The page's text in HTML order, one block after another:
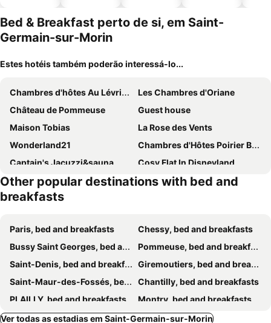
Bed & Breakfast perto de si, em Saint-
Germain-sur-Morin
Estes hotéis também poderão interessá-lo...
Chambres d'hôtes Au Lévrier de Chessy
Les Chambres d'Oriane
Château de Pommeuse
Guest house
Maison Tobias
La Rose des Vents
Wonderland21
Chambres d'Hôtes Poirier Bazin
Captain's Jacuzzi&sauna
Cosy Flat In Disneyland
Chambre d'Hôtes Proche de Disneyland et Pas Loin de Paris
Le Moulin de Pommeuse
les fermiers
Paradise
Other popular destinations with bed and
breakfasts
Paris, bed and breakfasts
Chessy, bed and breakfasts
Bussy Saint Georges, bed and breakfasts
Pommeuse, bed and breakfasts
Saint-Denis, bed and breakfasts
Giremoutiers, bed and breakfasts
Saint-Maur-des-Fossés, bed and breakfasts
Chantilly, bed and breakfasts
PLAILLY, bed and breakfasts
Montry, bed and breakfasts
Chapelles-Bourbon, bed and breakfasts
Pomponne, bed and breakfasts
Ver todas as estadias em Saint-Germain-sur-Morin